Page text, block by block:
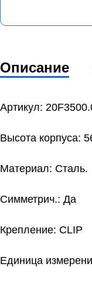
Описание
Артикул:
Высота корпуса:
Материал: Сталь.
Симметрич.: Да
Крепление: CLIP
Единица